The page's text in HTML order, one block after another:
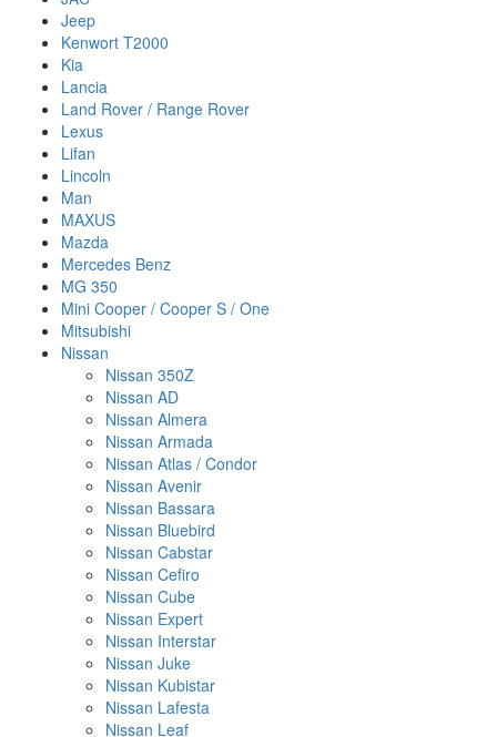
Jeep
Kenwort T2000
Kia
Lancia
Land Rover / Range Rover
Lexus
Lifan
Lincoln
Man
MAXUS
Mazda
Mercedes Benz
MG 350
Mini Cooper / Cooper S / One
Mitsubishi
Nissan
Nissan 350Z
Nissan AD
Nissan Almera
Nissan Armada
Nissan Atlas / Condor
Nissan Avenir
Nissan Bassara
Nissan Bluebird
Nissan Cabstar
Nissan Cefiro
Nissan Cube
Nissan Expert
Nissan Interstar
Nissan Juke
Nissan Kubistar
Nissan Lafesta
Nissan Leaf